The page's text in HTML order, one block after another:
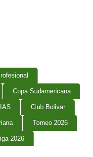
Copa Sudamericana
Club Bolivar
Torneo 2026
2026